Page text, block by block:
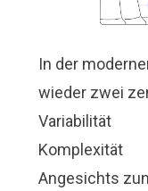
In der
wieder zwei
Variabilität
Komplexität
Angesichts